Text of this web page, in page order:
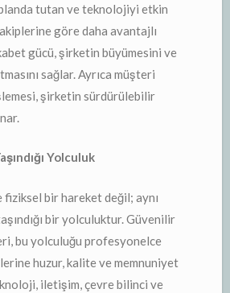
tutan ve teknolojiyi etkin
göre daha avantajlı
gücü, şirketin büyümesini ve
sağlar. Ayrıca müşteri
şirketin sürdürülebilir
Yolculuk
fiziksel bir hareket değil; aynı
bir yolculuktur. Güvenilir
bu yolculuğu profesyonelce
huzur, kalite ve memnuniyet
iletişim, çevre bilinci ve